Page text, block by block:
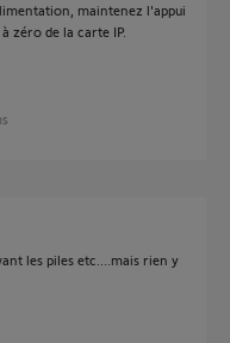
maintenez l'appui
zéro de la carte IP.
les piles etc....mais rien y